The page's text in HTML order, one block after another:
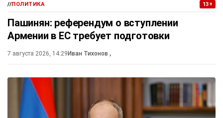
//ПОЛИТИКА 13+
Пашинян: референдум о вступлении
Армении в ЕС требует подготовки
7 августа 2026, 14:29 Иван Тихонов ,